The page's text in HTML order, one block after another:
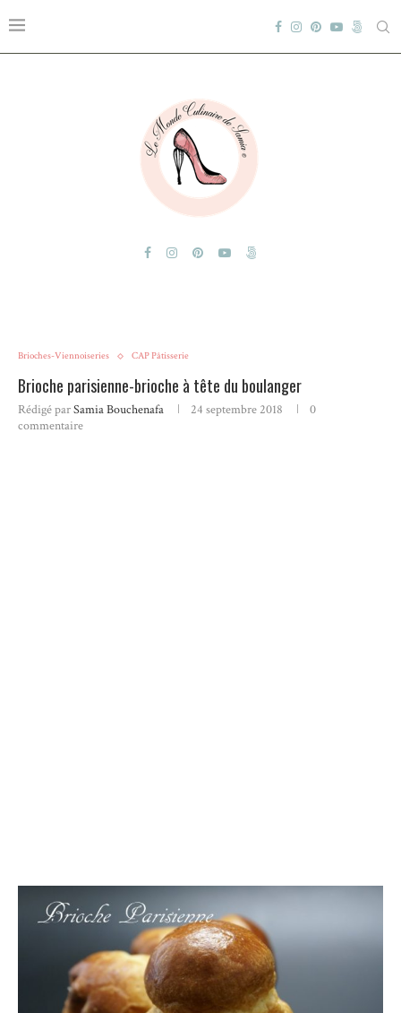
Brioches-Viennoiseries CAP Pâtisserie
Brioche parisienne-brioche à tête du boulanger
Rédigé parSamia Bouchenafa 24 septembre 2018
0
commentaire